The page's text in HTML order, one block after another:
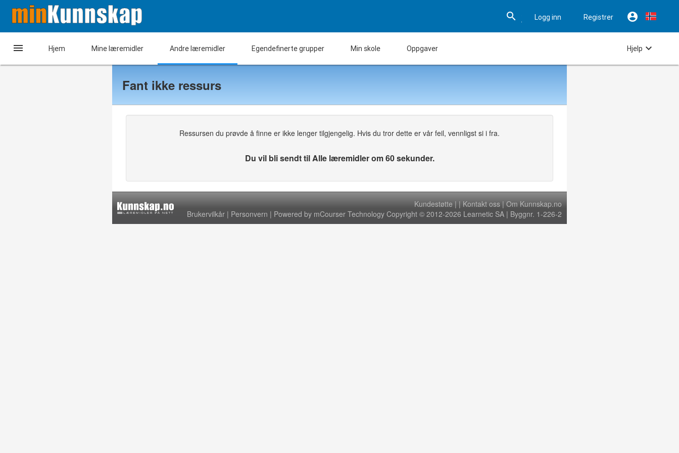
 Logg inn Registrer 
Hjem Mine læremidler Andre læremidler Egendefinerte grupper Min skole Oppgaver Hjelp 

Fant ikke ressurs
Ressursen du prøvde å finne er ikke lenger tilgjengelig. Hvis du tror dette er vår feil, vennligst si i fra.
Du vil bli sendt til Alle læremidler om 60 sekunder.
Kundestøtte | | Kontakt oss | Om Kunnskap.no
Brukervilkår | Personvern | Powered by mCourser Technology Copyright © 2012-2026 Learnetic SA | Byggnr. 1-226-2